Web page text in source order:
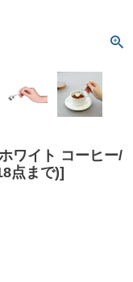
ワイト コーヒー/
点まで)]